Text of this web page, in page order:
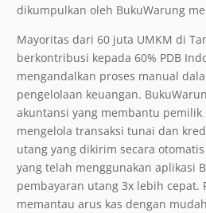
dikumpulkan oleh BukuWarung
Mayoritas dari 60 juta UMKM di
berkontribusi kepada 60% PDB
mengandalkan proses manual
pengelolaan keuangan.
akuntansi yang membantu
mengelola transaksi tunai dan
utang yang dikirim secara
yang telah menggunakan aplikasi
pembayaran utang 3x lebih cepat.
memantau arus kas dengan